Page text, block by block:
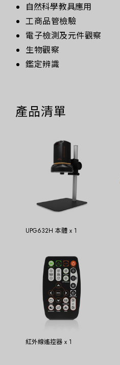
自然科學教具應用
工商品管檢驗
電子檢測及元件觀察
生物觀察
鑑定辨識
產品清單
UPG632H 本體 x 1
紅外線遙控器 x 1